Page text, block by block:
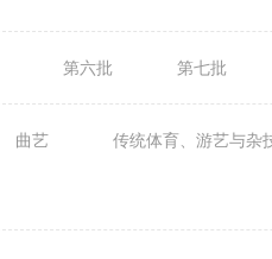
第六批 第七批
曲艺 传统体育、游艺与杂